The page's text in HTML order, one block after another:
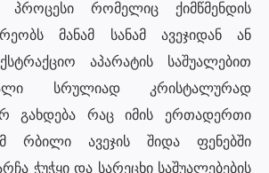
პროცესი რომელიც ქიმწმენდის
მანამ სანამ ავეჯიდან ან
აპარატის საშუალებით
სრულიად კრისტალურად
გახდება რაც იმის ერთადერთი
რბილი ავეჯის შიდა ფენებში
ჭუჭყი და სარეცხი საშუალებების